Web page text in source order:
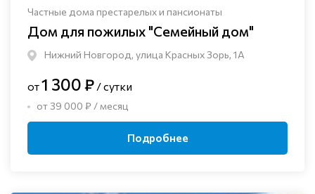
Частные дома престарелых и пансионаты
Дом для пожилых "Семейный дом"
Нижний Новгород, улица Красных Зорь, 1А
от1 300 ₽ / сутки
от 39 000 ₽ / месяц
Подробнее